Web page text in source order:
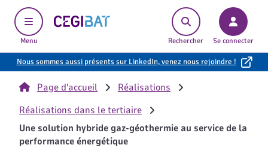
Menu
Cegibat, accueil
Rechercher Se connecter
Nous sommes aussi présents sur LinkedIn, venez nous rejoindre !
Page d'accueil
Réalisations
Réalisations dans le tertiaire
Une solution hybride gaz-géothermie au service de la
performance énergétique